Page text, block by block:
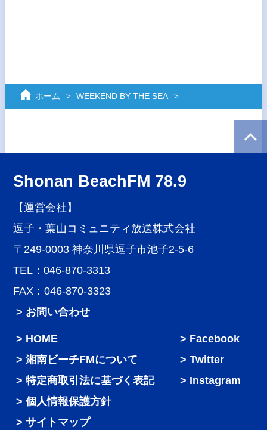
ホーム WEEKEND BY THE SEA
Shonan BeachFM 78.9
【運営会社】
逗子・葉山コミュニティ放送株式会社
〒249-0003 神奈川県逗子市池子2-5-6
TEL：046-870-3313
FAX：046-870-3323
> お問い合わせ
HOME
湘南ビーチFMについて
特定商取引法に基づく表記
個人情報保護方針
サイトマップ
Facebook
Twitter
Instagram